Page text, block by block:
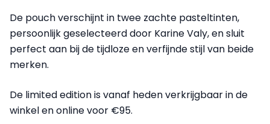
De pouch verschijnt in twee zachte pasteltinten,
persoonlijk geselecteerd door Karine Valy, en sluit
perfect aan bij de tijdloze en verfijnde stijl van beide
merken.
De limited edition is vanaf heden verkrijgbaar in de
winkel en online voor €95.